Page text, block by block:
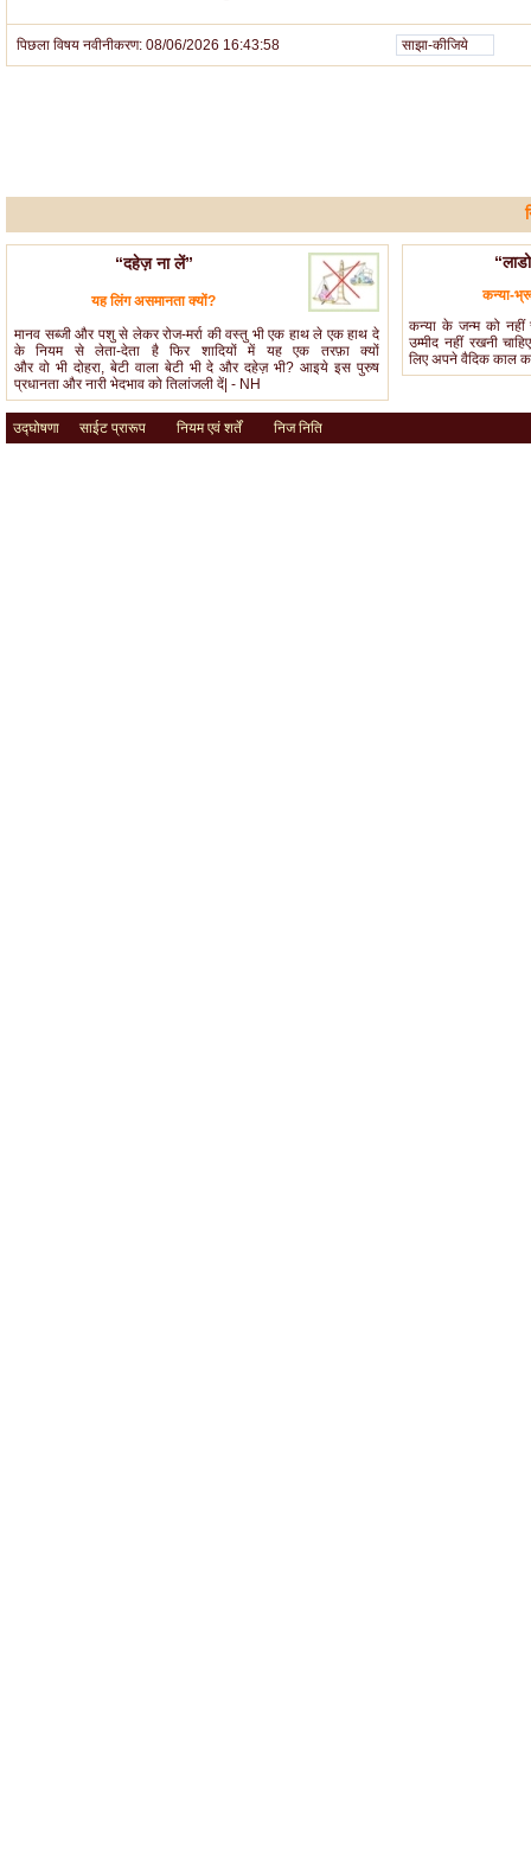
पिछला विषय नवीनीकरण: 08/06/2026 16:43:58 साझा-कीजिये
“दहेज़ ना लें”
यह लिंग असमानता क्यों?
मानव सब्जी और पशु से लेकर रोज-मर्रा की वस्तु भी एक हाथ ले एक हाथ दे
के नियम से लेता-देता है फिर शादियों में यह एक तरफ़ा क्यों
और वो भी दोहरा, बेटी वाला बेटी भी दे और दहेज़ भी? आइये इस पुरुष
प्रधानता और नारी भेदभाव को तिलांजली दें| - NH
कन्या-
कन्या के जन्म को नहीं
उम्मीद नहीं रखनी
लिए अपने वैदिक काल
उद्घोषणा साईट प्रारूप नियम एवं शर्तें निज निति